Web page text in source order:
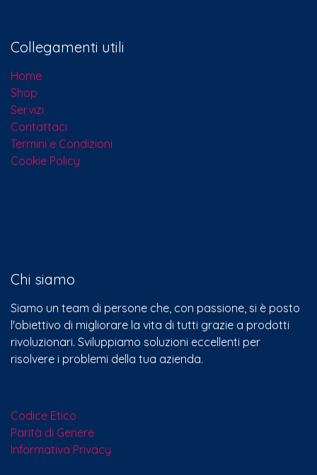
Collegamenti utili
Home
Shop
Servizi
Contattaci​
Termini e Condizioni
Cookie Policy
Chi siamo
Siamo un team di persone che, con passione, si è posto
l'obiettivo di migliorare la vita di tutti grazie a prodotti
rivoluzionari. Sviluppiamo soluzioni eccellenti per
risolvere i problemi della tua azienda.
Codice Etico
Parità di Genere
Informativa Privacy